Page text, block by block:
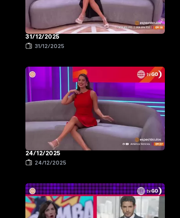
31/12/2025
31/12/2025
24/12/2025
24/12/2025